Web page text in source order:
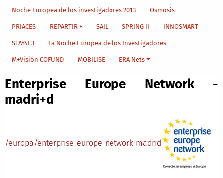
Noche Europea de los investigadores 2013 Osmosis
PRIACES REPARTIR + SAIL SPRING II INNOSMART
STAY4E3 La Noche Europea de los Investigadores
M+Visión COFUND MOBILISE ERA Nets
Enterprise Europe Network -
madri+d
/europa/enterprise-europe-network-madrid